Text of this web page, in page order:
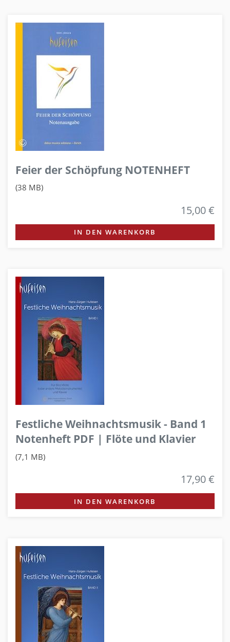
Feier der Schöpfung NOTENHEFT
(38 MB)
15,00 €
IN DEN WARENKORB
Festliche Weihnachtsmusik - Band 1
Notenheft PDF | Flöte und Klavier
(7,1 MB)
17,90 €
IN DEN WARENKORB